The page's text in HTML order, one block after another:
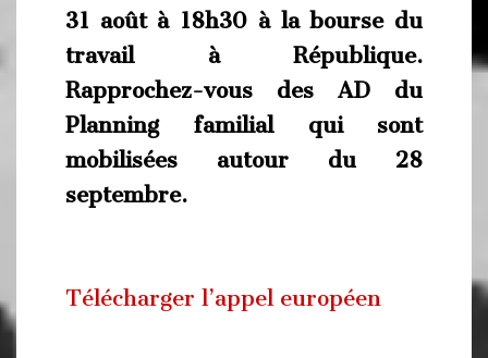
31 août à 18h30 à la bourse du
travail à République.
Rapprochez-vous des AD du
Planning familial qui sont
mobilisées autour du 28
septembre.
Télécharger l’appel européen